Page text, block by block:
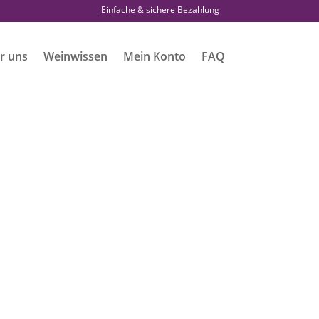
Einfache & sichere Bezahlung
uns Weinwissen Mein Konto FAQ